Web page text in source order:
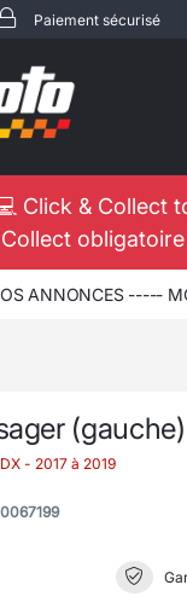
Paiement sécurisé
Click & Collect
ANNONCES -----
(gauche)
- 2017 à 2019